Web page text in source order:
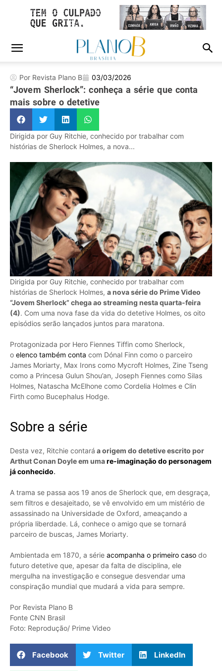
Por Revista Plano B 03/03/2026
“Jovem Sherlock”: conheça a série que conta
mais sobre o detetive
Dirigida por Guy Ritchie, conhecido por trabalhar com
histórias de Sherlock Holmes, a nova...
Dirigida por Guy Ritchie, conhecido por trabalhar com
histórias de Sherlock Holmes, a nova série do Prime Video
“Jovem Sherlock” chega ao streaming nesta quarta-feira
(4). Com uma nova fase da vida do detetive Holmes, os oito
episódios serão lançados juntos para maratona.
Protagonizada por Hero Fiennes Tiffin como Sherlock,
o elenco também conta com Dónal Finn como o parceiro
James Moriarty, Max Irons como Mycroft Holmes, Zine Tseng
como a Princesa Gulun Shou’an, Joseph Fiennes como Silas
Holmes, Natascha McElhone como Cordelia Holmes e Clin
Firth como Bucephalus Hodge.
Sobre a série
Desta vez, Ritchie contará a origem do detetive escrito por
Arthut Conan Doyle em umare-imaginação do personagem
já conhecido.
A trama se passa aos 19 anos de Sherlock que, em desgraça,
sem filtros e desajeitado, se vê envolvido em um mistério de
assassinado na Universidade de Oxford, ameaçando a
própria liberdade. Lá, conhece o amigo que se tornará
parceiro de buscas, James Moriarty.
Ambientada em 1870, a série acompanha o primeiro caso do
futuro detetive que, apesar da falta de disciplina, ele
mergulha na investigação e consegue desvendar uma
conspiração mundial que mudará a vida para sempre.
Por Revista Plano B
Fonte CNN Brasil
Foto: Reprodução/ Prime Video
Facebook Twitter LinkedIn